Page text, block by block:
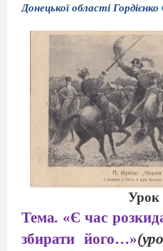
Донецької області
Тема. «Є час
збирати його…»